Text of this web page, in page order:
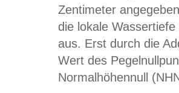
Zentimeter
die lokale
aus. Erst durch die
Wert des
Normalhöhennull